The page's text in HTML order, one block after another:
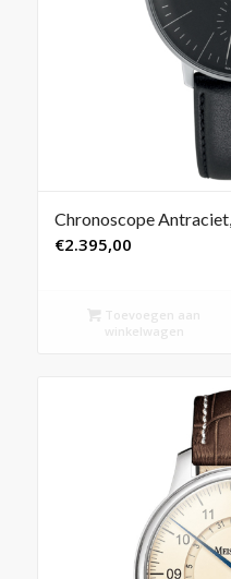
Chronoscope
€2.395,00
Toevoegen aan
winkelwagen